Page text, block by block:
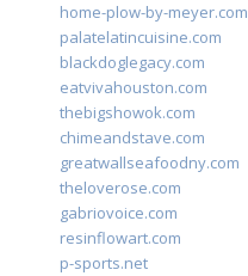
home-plow-by-meyer.com
palatelatincuisine.com
blackdoglegacy.com
eatvivahouston.com
thebigshowok.com
chimeandstave.com
greatwallseafoodny.com
theloverose.com
gabriovoice.com
resinflowart.com
p-sports.net